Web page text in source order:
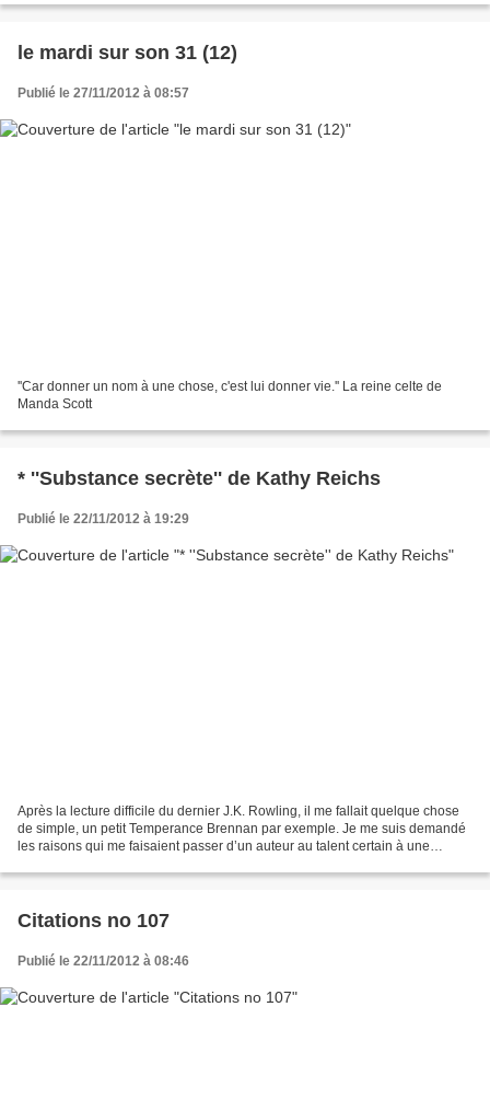
le mardi sur son 31 (12)
Publié le 27/11/2012 à 08:57
''Car donner un nom à une chose, c'est lui donner vie.'' La reine celte de
Manda Scott
* ''Substance secrète'' de Kathy Reichs
Publié le 22/11/2012 à 19:29
Après la lecture difficile du dernier J.K. Rowling, il me fallait quelque chose
de simple, un petit Temperance Brennan par exemple. Je me suis demandé
les raisons qui me faisaient passer d’un auteur au talent certain à une
Citations no 107
Publié le 22/11/2012 à 08:46